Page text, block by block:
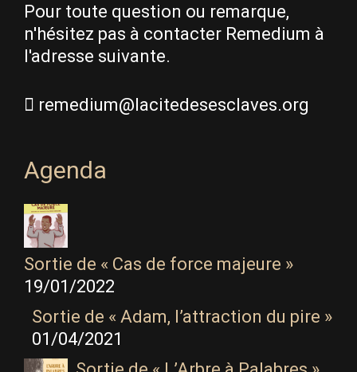
Pour toute question ou remarque,
n'hésitez pas à contacter Remedium à
l'adresse suivante.
remedium@lacitedesesclaves.org
Agenda
Sortie de « Cas de force majeure »
19/01/2022
Sortie de « Adam, l’attraction du pire »
01/04/2021